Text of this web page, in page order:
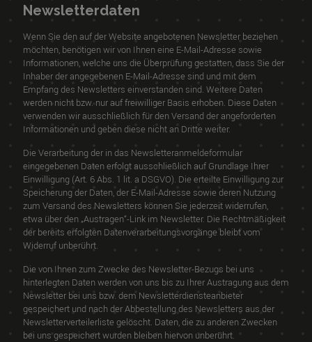
Newsletterdaten
Wenn Sie den auf der Website angebotenen Newsletter beziehen
möchten, benötigen wir von Ihnen eine E-Mail-Adresse sowie
Informationen, welche uns die Überprüfung gestatten, dass Sie der
Inhaber der angegebenen E-Mail-Adresse sind und mit dem
Empfang des Newsletters einverstanden sind. Weitere Daten
werden nicht bzw. nur auf freiwilliger Basis erhoben. Diese Daten
verwenden wir ausschließlich für den Versand der angeforderten
Informationen und geben diese nicht an Dritte weiter.
Die Verarbeitung der in das Newsletteranmeldeformular
eingegebenen Daten erfolgt ausschließlich auf Grundlage Ihrer
Einwilligung (Art. 6 Abs. 1 lit. a DSGVO). Die erteilte Einwilligung zur
Speicherung der Daten, der E-Mail-Adresse sowie deren Nutzung
zum Versand des Newsletters können Sie jederzeit widerrufen,
etwa über den „Austragen“-Link im Newsletter. Die Rechtmäßigkeit
der bereits erfolgten Datenverarbeitungsvorgänge bleibt vom
Widerruf unberührt.
Die von Ihnen zum Zwecke des Newsletter-Bezugs bei uns
hinterlegten Daten werden von uns bis zu Ihrer Austragung aus dem
Newsletter bei uns bzw. dem Newsletterdiensteanbieter
gespeichert und nach der Abbestellung des Newsletters aus der
Newsletterverteilerliste gelöscht. Daten, die zu anderen Zwecken
bei uns gespeichert wurden bleiben hiervon unberührt.